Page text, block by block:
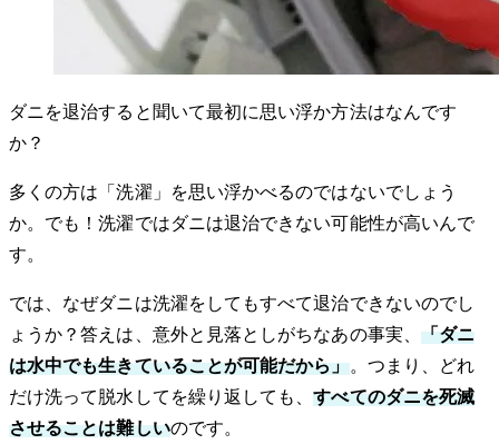
ダニを退治すると聞いて最初に思い浮か方法はなんです
か？
多くの方は「洗濯」を思い浮かべるのではないでしょう
か。でも！洗濯ではダニは退治できない可能性が高いんで
す。
では、なぜダニは洗濯をしてもすべて退治できないのでし
ょうか？答えは、意外と見落としがちなあの事実、 「ダニ
は水中でも生きていることが可能だから」。つまり、どれ
だけ洗って脱水してを繰り返しても、すべてのダニを死滅
させることは難しいのです。